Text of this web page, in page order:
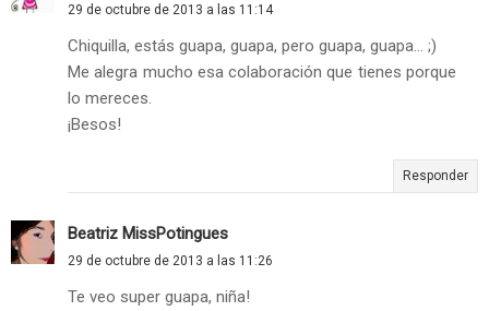
29 de octubre de 2013 a las 11:14
Chiquilla, estás guapa, guapa, pero guapa, guapa... ;)
Me alegra mucho esa colaboración que tienes porque
lo mereces.
¡Besos!
Responder
Beatriz MissPotingues
29 de octubre de 2013 a las 11:26
Te veo super guapa, niña!